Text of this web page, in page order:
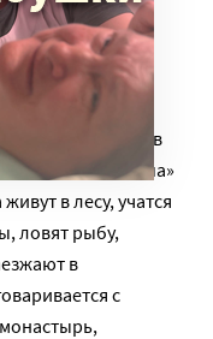
Они видят, что
это
для подростков
«Лесная тропа»
в лесу, учатся
ловят рыбу,
в
с